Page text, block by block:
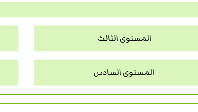
المستوى الثالث
المستوى السادس